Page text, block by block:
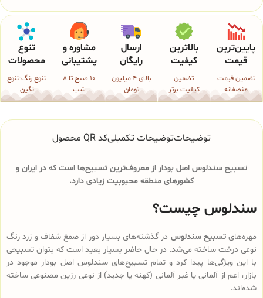
پایین‌ترین
قیمت
تضمین قیمت
منصفانه
بالاترین
کیفیت
تضمین
کیفیت برتر
ارسال
رایگان
بالای 4 میلیون
تومان
مشاوره و
پشتیبانی
10 صبح تا 8
شب
تنوع
محصولات
تنوع رنگ-تنوع
نگین
توضیحاتتوضیحات تکمیلیکد QR محصول
تسبیح سندلوس اصل بودار از معروف‌ترین تسبیح‌ها است که در ایران و
کشورهای منطقه محبوبیت زیادی دارد.
سندلوس چیست؟
مهره‌هایتسبیح سندلوس در گذشته‌های بسیار دور از صمغ شفاف و زرد رنگ
نوعی درخت ساخته می‌شد. در حال حاضر بسیار بعید است که بتوان تسبیحی
با این ویژگی‌ها پیدا کرد و تمام تسبیح‌های سندلوس‌ اصل بودار موجود در
بازار، اعم از آلمانی یا غیر آلمانی (کهنه یا جدید) از نوعی رزین مصنوعی ساخته
شده‌اند.